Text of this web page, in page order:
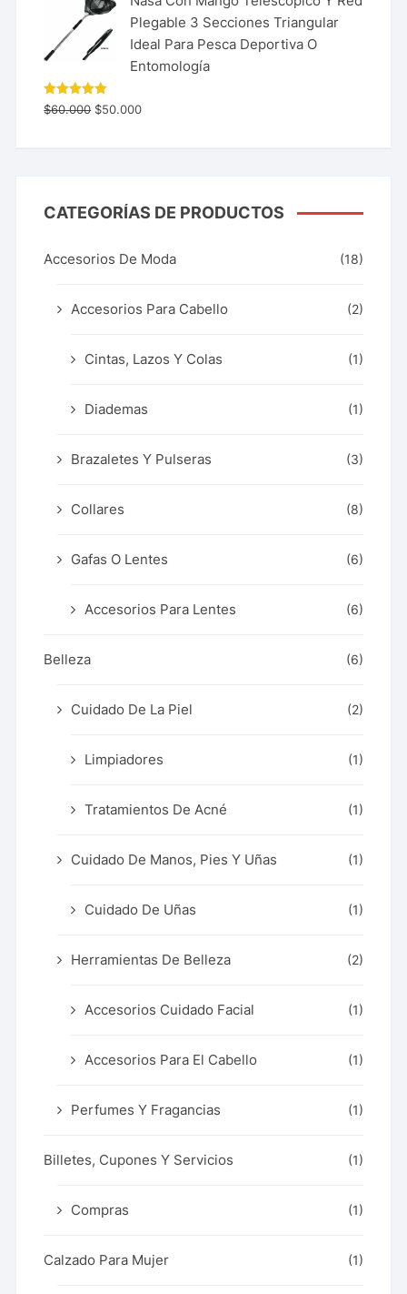
Plegable 3 Secciones Triangular
Ideal Para Pesca Deportiva O
Entomología
Valorado
con 5.00
$60.000 $50.000
CATEGORÍAS DE PRODUCTOS
Accesorios De Moda (18)
Accesorios Para Cabello (2)
Cintas, Lazos Y Colas (1)
Diademas (1)
Brazaletes Y Pulseras (3)
Collares (8)
Gafas O Lentes (6)
Accesorios Para Lentes (6)
Belleza (6)
Cuidado De La Piel (2)
Limpiadores (1)
Tratamientos De Acné (1)
Cuidado De Manos, Pies Y Uñas (1)
Cuidado De Uñas (1)
Herramientas De Belleza (2)
Accesorios Cuidado Facial (1)
Accesorios Para El Cabello (1)
Perfumes Y Fragancias (1)
Billetes, Cupones Y Servicios (1)
Compras (1)
Calzado Para Mujer (1)